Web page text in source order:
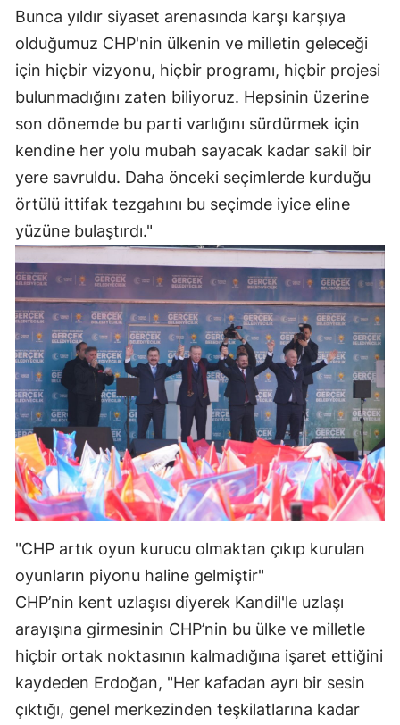
Bunca yıldır siyaset arenasında karşı karşıya
olduğumuz CHP'nin ülkenin ve milletin geleceği
için hiçbir vizyonu, hiçbir programı, hiçbir projesi
bulunmadığını zaten biliyoruz. Hepsinin üzerine
son dönemde bu parti varlığını sürdürmek için
kendine her yolu mubah sayacak kadar sakil bir
yere savruldu. Daha önceki seçimlerde kurduğu
örtülü ittifak tezgahını bu seçimde iyice eline
yüzüne bulaştırdı."
"CHP artık oyun kurucu olmaktan çıkıp kurulan
oyunların piyonu haline gelmiştir"
CHP’nin kent uzlaşısı diyerek Kandil'le uzlaşı
arayışına girmesinin CHP’nin bu ülke ve milletle
hiçbir ortak noktasının kalmadığına işaret ettiğini
kaydeden Erdoğan, "Her kafadan ayrı bir sesin
çıktığı, genel merkezinden teşkilatlarına kadar